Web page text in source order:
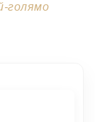
голямо